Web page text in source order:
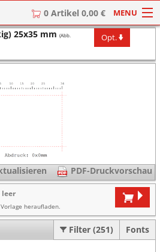
0 Artikel 0,00 € MENU
25x35 mm (Abb.
Opt.
PDF-Druckvorschau
leer
heraufladen.
Fonts
Filter (251)